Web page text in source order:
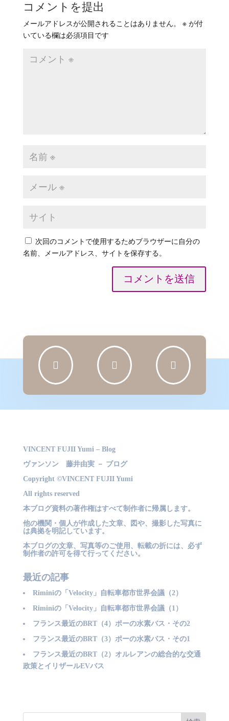
コメントを提出
メールアドレスが公開されることはありません。 ※が付
いている欄は必須項目です
次回のコメントで使用するためブラウザーに自分の
名前、メールアドレス、サイトを保存する。
コメントを送信
  
VINCENT FUJII Yumi – Blog
ヴァンソン 藤井由実 － ブログ
Copyright ©VINCENT FUJII Yumi
All rights reserved
本ブログ資料の著作権はすべて制作者に帰属します。
他の機関・個人が作成した文章、図や、撮影した写真に
は典拠を明記しています。
本ブログの文章、写真等のご使用、転載の折には、必ず
制作者の許可を得て行ってください。
最近の記事
Riminiの「Velocity」自転車都市世界会議（2）
Riminiの「Velocity」自転車都市世界会議（1）
フランス最近のBRT（4）ポーの水素バス・その2
フランス最近のBRT（3）ポーの水素バス・その1
フランス最近のBRT（2）オルレアンの総合的な交通
政策とイリザールEVバス